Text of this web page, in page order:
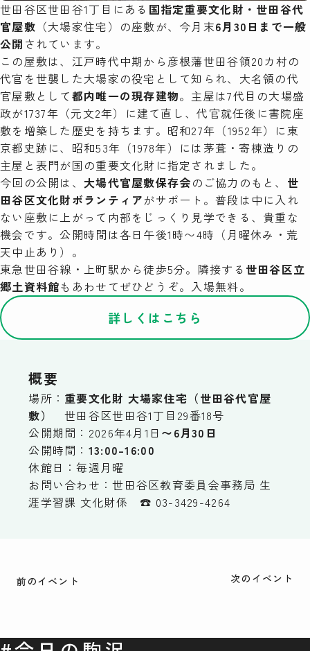
世田谷区世田谷1丁目にある 国指定重要文化財・世田谷代
官屋敷 （大場家住宅）の座敷が、今月末6月30日まで一般
公開 されています。
この屋敷は、江戸時代中期から彦根藩世田谷領20カ村の
代官を世襲した大場家の役宅として知られ、大名領の代
官屋敷として都内唯一の現存建物。主屋は7代目の大場盛
政が1737年（元文2年）に建て直し、代官就任後に書院座
敷を増築した歴史を持ちます。昭和27年（1952年）に東
京都史跡に、昭和53年（1978年）には茅葺・寄棟造りの
主屋と表門が国の重要文化財に指定されました。
今回の公開は、 大場代官屋敷保存会のご協力のもと、 世
田谷区文化財ボランティアがサポート。普段は中に入れ
ない座敷に上がって内部をじっくり見学できる、貴重な
機会です。公開時間は各日午後1時〜4時（月曜休み・荒
天中止あり）。
東急世田谷線・上町駅から徒歩5分。隣接する 世田谷区立
郷土資料館もあわせてぜひどうぞ。入場無料。
詳しくはこちら
概要
場所： 重要文化財 大場家住宅（世田谷代官屋
敷）
世田谷区世田谷1丁目29番18号
公開期間：2026年4月1日 〜6月30日
公開時間： 13:00–16:00
休館日：毎週月曜
お問い合わせ：世田谷区教育委員会事務局 生
涯学習課 文化財係 ☎️ 03-3429-4264
前のイベント 次のイベント